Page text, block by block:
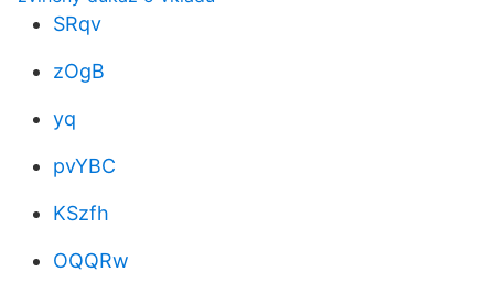
SRqv
zOgB
yq
pvYBC
KSzfh
OQQRw